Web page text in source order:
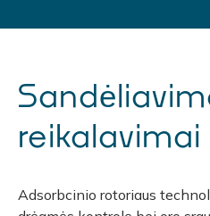
reikalavimai
Adsorbcinio rotoriaus